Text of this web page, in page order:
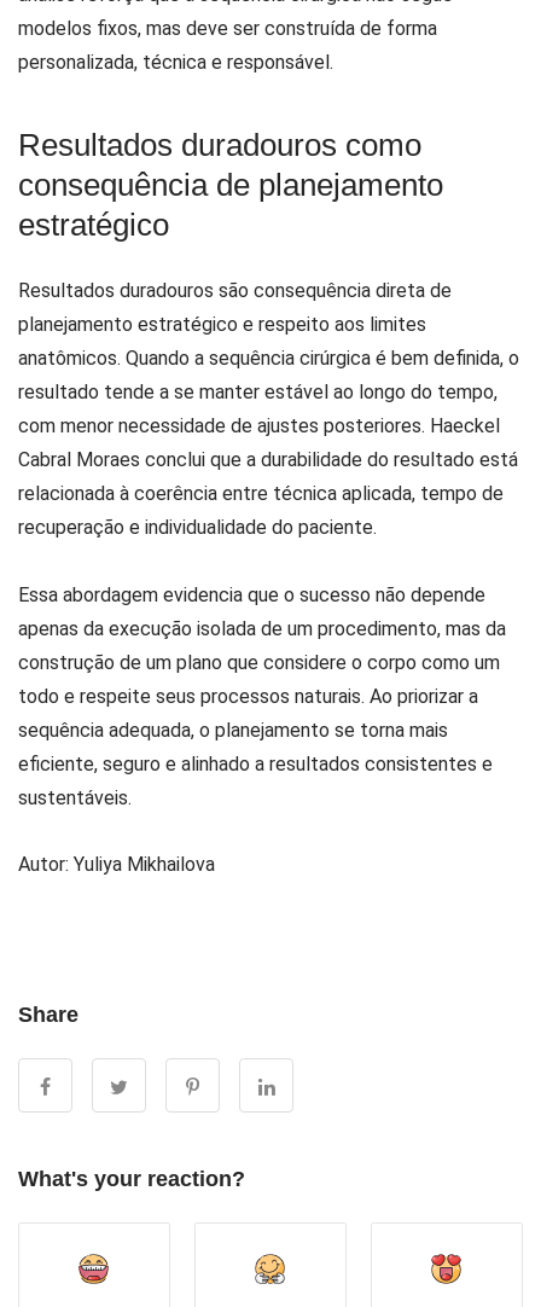
modelos fixos, mas deve ser construída de forma
personalizada, técnica e responsável.
Resultados duradouros como
consequência de planejamento
estratégico
Resultados duradouros são consequência direta de
planejamento estratégico e respeito aos limites
anatômicos. Quando a sequência cirúrgica é bem definida, o
resultado tende a se manter estável ao longo do tempo,
com menor necessidade de ajustes posteriores. Haeckel
Cabral Moraes conclui que a durabilidade do resultado está
relacionada à coerência entre técnica aplicada, tempo de
recuperação e individualidade do paciente.
Essa abordagem evidencia que o sucesso não depende
apenas da execução isolada de um procedimento, mas da
construção de um plano que considere o corpo como um
todo e respeite seus processos naturais. Ao priorizar a
sequência adequada, o planejamento se torna mais
eficiente, seguro e alinhado a resultados consistentes e
sustentáveis.
Autor: Yuliya Mikhailova
Share
What's your reaction?